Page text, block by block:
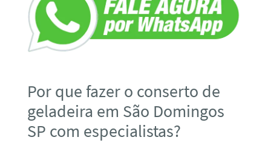
Por que fazer o conserto de
geladeira em São Domingos
SP com especialistas?